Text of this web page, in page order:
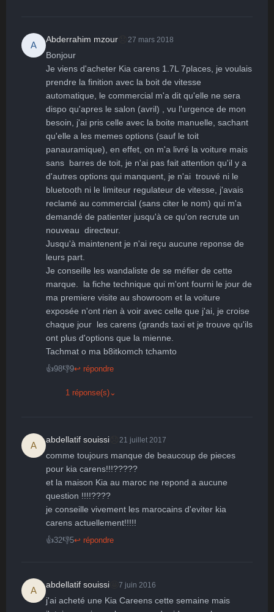
A
Abderrahim mzour 27 mars 2018
Bonjour
Je viens d'acheter Kia carens 1.7L 7places, je voulais
prendre la finition avec la boit de vitesse
automatique, le commercial m'a dit qu'elle ne sera
dispo qu'apres le salon (avril) , vu l'urgence de mon
besoin, j'ai pris celle avec la boite manuelle, sachant
qu'elle a les memes options (sauf le toit
panauramique), en effet, on m'a livré la voiture mais
sans  barres de toit, je n'ai pas fait attention qu'il y a
d'autres options qui manquent, je n'ai  trouvé ni le
bluetooth ni le limiteur regulateur de vitesse, j'avais
reclamé au commercial (sans citer le nom) qui m'a
demandé de patienter jusqu'à ce qu'on recrute un
nouveau  directeur.
Jusqu'à maintenent je n'ai reçu aucune reponse de
leurs part.
Je conseille les wandaliste de se méfier de cette
marque.  la fiche technique qui m'ont fourni le jour de
ma premiere visite au showroom et la voiture
exposée n'ont rien à voir avec celle que j'ai, je croise
chaque jour  les carens (grands taxi et je trouve qu'ils
ont plus d'options que la mienne.
Tachmat o ma b8itkomch tchamto
👍98👎9↩ répondre
1 réponse(s) ⌄
A
abdellatif souissi 21 juillet 2017
comme toujours manque de beaucoup de pieces
pour kia carens!!!?????
et la maison Kia au maroc ne repond a aucune
question !!!!????
je conseille vivement les marocains d'eviter kia
carens actuellement!!!!!
👍32👎5↩ répondre
A
abdellatif souissi 7 juin 2016
j'ai acheté une Kia Careens cette semaine mais